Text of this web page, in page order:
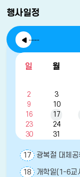
행사일정
이
전
달
보
여
주
는
테
일 월
2
3
9
10
16
17
23
24
30
31
17
광복절 대체공
18
개학일(1-6교시 운영) 봉사활동(1교시), 흡연